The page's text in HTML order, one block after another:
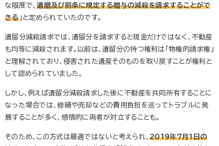
な限度で、遺贈及び前条に規定する贈与の減殺を請求することがで
きる」と定められていたのです。
遺留分減殺請求では、遺留分を請求すると現金だけではなく、不動産
も均等に減殺されます。以前は、遺留分の持つ権利は「物権的請求権」
と理解されており、侵害された遺産そのものを取り戻すことが権利と
して認められていました。
しかし、例えば遺留分減殺請求した後に不動産を共同所有することに
なった場合では、修繕や売却などの費用負担を巡ってトラブルに発
展することが多く、感情的に両者が対立することも。
そのため、この方式は最適ではないと考えられ、2019年7月1日の